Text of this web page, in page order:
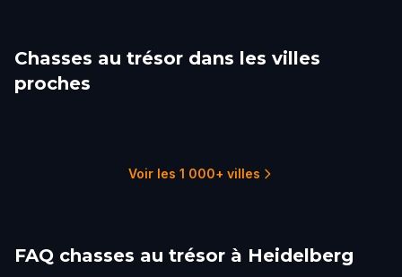
Chasses au trésor dans les villes
proches
Voir les 1 000+ villes
FAQ chasses au trésor à Heidelberg